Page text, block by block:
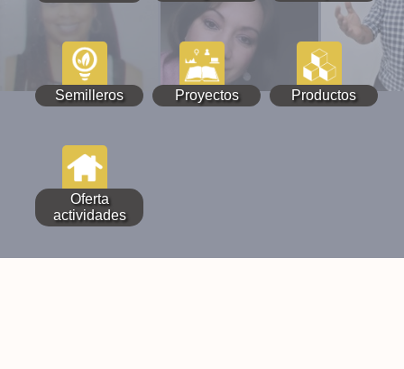
Semilleros Proyectos Productos
Oferta
actividades